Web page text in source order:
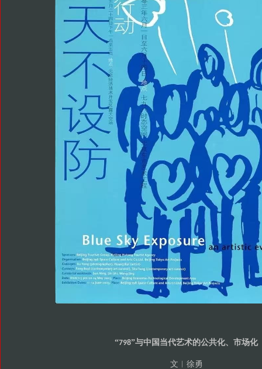
“798”与中国当代艺术的公共化、市场化
文︱徐勇